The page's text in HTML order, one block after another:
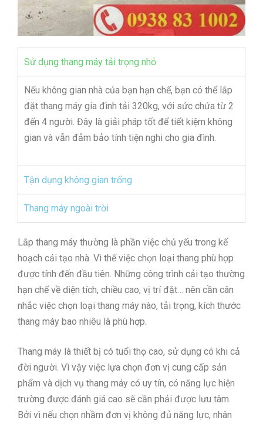
Sử dụng thang máy tải trọng nhỏ
Nếu không gian nhà của bạn hạn chế, bạn có thể lắp
đặt thang máy gia đình tải 320kg, với sức chứa từ 2
đến 4 người. Đây là giải pháp tốt để tiết kiệm không
gian và vẫn đảm bảo tính tiện nghi cho gia đình.
Tận dụng không gian trống
Thang máy ngoài trời
Lắp thang máy thường là phần việc chủ yếu trong kế
hoạch cải tạo nhà. Vì thế việc chọn loại thang phù hợp
được tính đến đầu tiên. Những công trình cải tạo thường
hạn chế về diện tích, chiều cao, vị trí đặt… nên cần cân
nhắc việc chọn loại thang máy nào, tải trọng, kích thước
thang máy bao nhiêu là phù hợp.
Thang máy là thiết bị có tuổi thọ cao, sử dụng có khi cả
đời người. Vì vậy việc lựa chọn đơn vị cung cấp sản
phẩm và dịch vụ thang máy có uy tín, có năng lực hiện
trường được đánh giá cao sẽ cần phải được lưu tâm.
Bởi vì nếu chọn nhầm đơn vị không đủ năng lực, nhân